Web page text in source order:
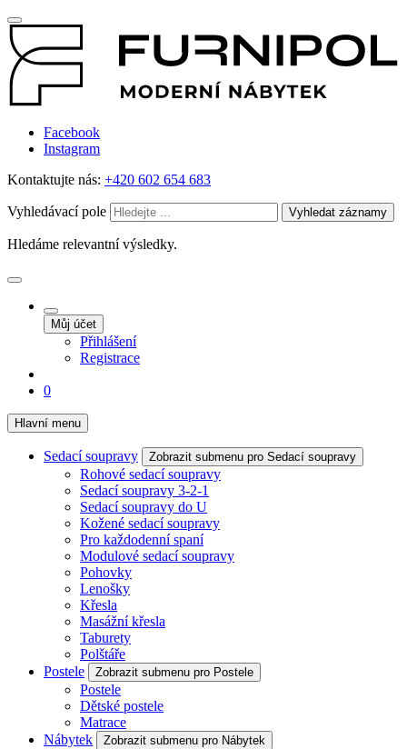
Facebook
Instagram
Kontaktujte nás: +420 602 654 683
Vyhledávací pole Vyhledat záznamy
Hledáme relevantní výsledky.
Můj účet
Přihlášení
Registrace
0
Hlavní menu
Sedací soupravy Zobrazit submenu pro Sedací soupravy
Rohové sedací soupravy
Sedací soupravy 3-2-1
Sedací soupravy do U
Kožené sedací soupravy
Pro každodenní spaní
Modulové sedací soupravy
Pohovky
Lenošky
Křesla
Masážní křesla
Taburety
Polštáře
Postele
Zobrazit submenu pro Postele
Postele
Dětské postele
Matrace
Nábytek
Zobrazit submenu pro Nábytek